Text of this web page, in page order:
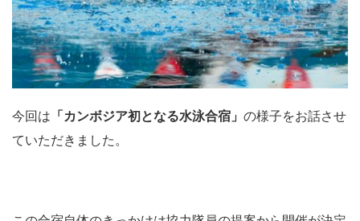
今回は 「カンボジア初となる水泳合宿」 の様子をお話させ
ていただきました。